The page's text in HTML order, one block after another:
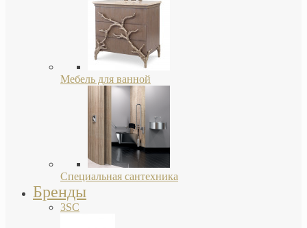
Мебель для ванной
Специальная сантехника
Бренды
3SC